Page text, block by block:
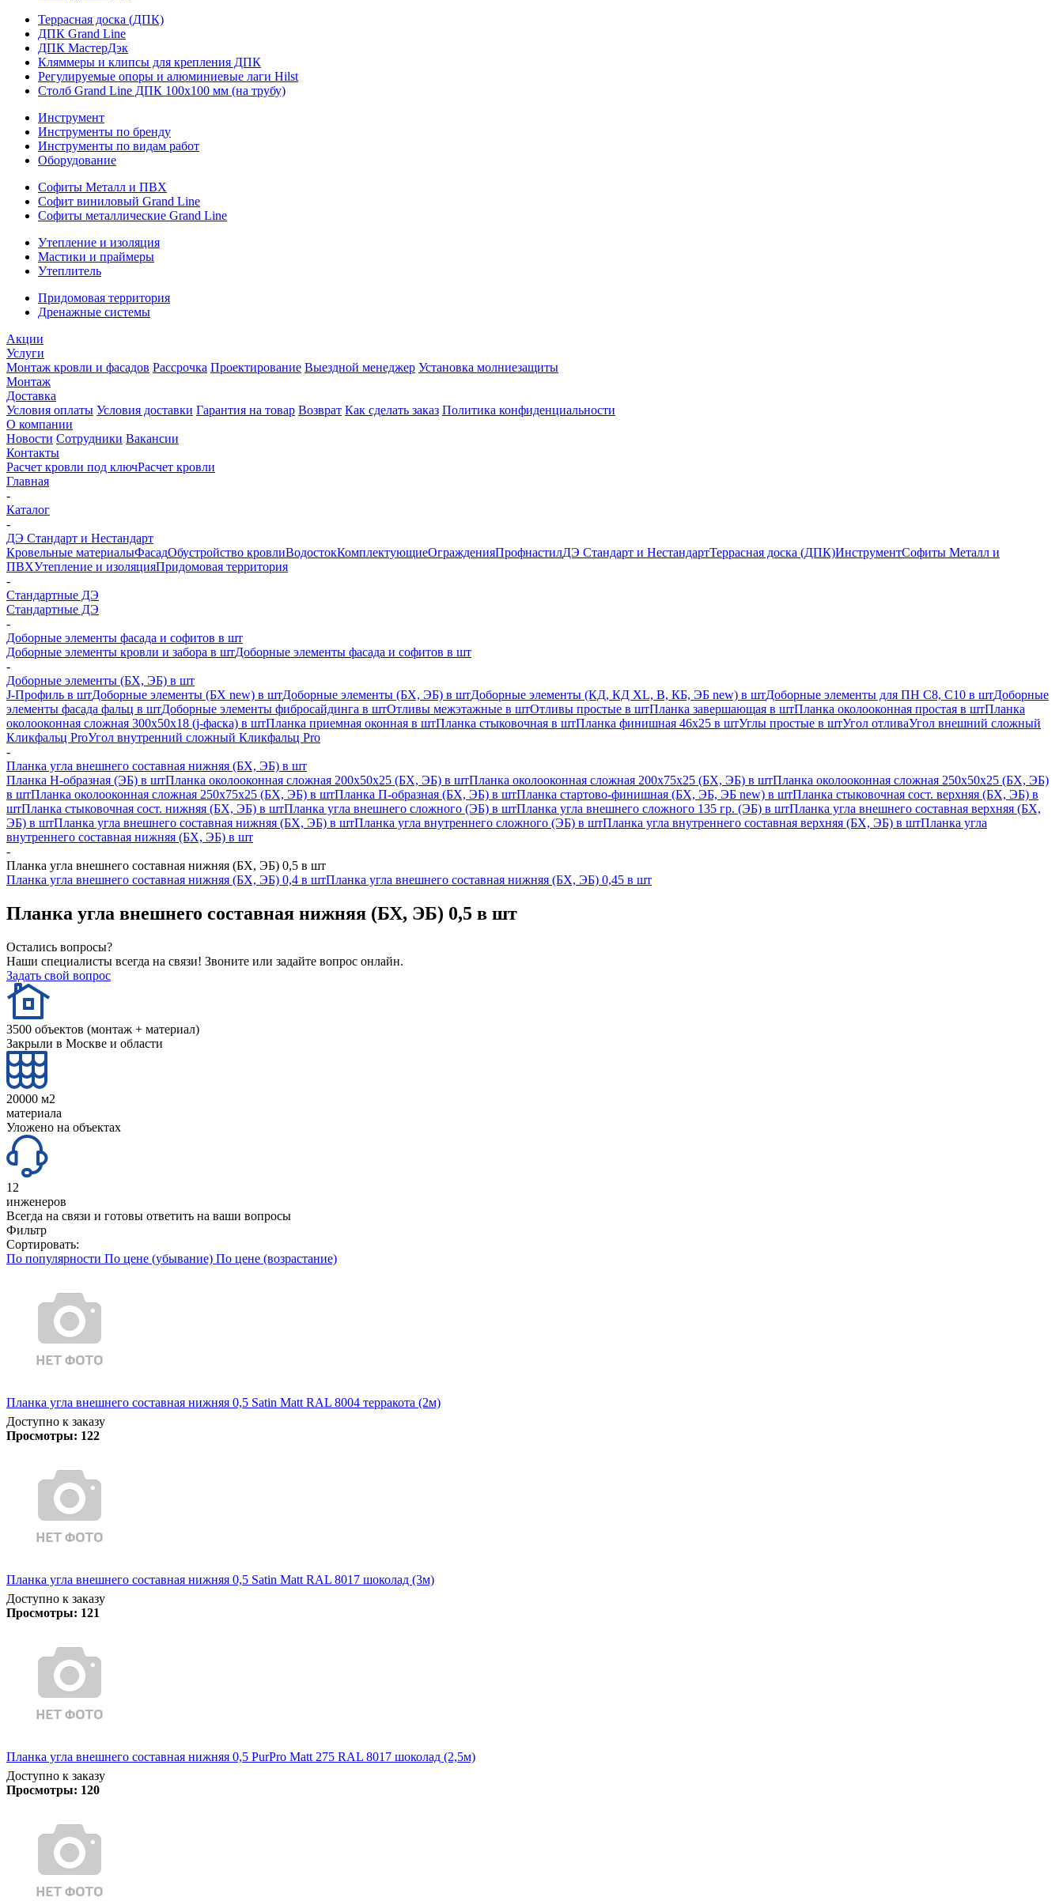
Террасная доска (ДПК)
ДПК Grand Line
ДПК МастерДэк
Кляммеры и клипсы для крепления ДПК
Регулируемые опоры и алюминиевые лаги Hilst
Столб Grand Line ДПК 100х100 мм (на трубу)
Инструмент
Инструменты по бренду
Инструменты по видам работ
Оборудование
Софиты Металл и ПВХ
Софит виниловый Grand Line
Софиты металлические Grand Line
Утепление и изоляция
Мастики и праймеры
Утеплитель
Придомовая территория
Дренажные системы
Акции
Услуги
Монтаж кровли и фасадов Рассрочка Проектирование Выездной менеджер Установка молниезащиты
Монтаж
Доставка
Условия оплаты Условия доставки Гарантия на товар Возврат Как сделать заказ Политика конфиденциальности
О компании
Новости Сотрудники Вакансии
Контакты
Расчет кровли под ключРасчет кровли
Главная
-
Каталог
-
ДЭ Стандарт и Нестандарт
Кровельные материалыФасадОбустройство кровлиВодостокКомплектующиеОгражденияПрофнастилДЭ Стандарт и НестандартТеррасная доска (ДПК)ИнструментСофиты Металл и
ПВХУтепление и изоляцияПридомовая территория
-
Стандартные ДЭ
Стандартные ДЭ
-
Доборные элементы фасада и софитов в шт
Доборные элементы кровли и забора в штДоборные элементы фасада и софитов в шт
-
Доборные элементы (БХ, ЭБ) в шт
J-Профиль в штДоборные элементы (БХ new) в штДоборные элементы (БХ, ЭБ) в штДоборные элементы (КД, КД XL, В, КБ, ЭБ new) в штДоборные элементы для ПН С8, С10 в штДоборные
элементы фасада фальц в штДоборные элементы фибросайдинга в штОтливы межэтажные в штОтливы простые в штПланка завершающая в штПланка околооконная простая в штПланка
околооконная сложная 300х50х18 (j-фаска) в штПланка приемная оконная в штПланка стыковочная в штПланка финишная 46х25 в штУглы простые в штУгол отливаУгол внешний сложный
Кликфальц ProУгол внутренний сложный Кликфальц Pro
-
Планка угла внешнего составная нижняя (БХ, ЭБ) в шт
Планка H-образная (ЭБ) в штПланка околооконная сложная 200х50х25 (БХ, ЭБ) в штПланка околооконная сложная 200х75х25 (БХ, ЭБ) в штПланка околооконная сложная 250х50х25 (БХ, ЭБ)
в штПланка околооконная сложная 250х75х25 (БХ, ЭБ) в штПланка П-образная (БХ, ЭБ) в штПланка стартово-финишная (БХ, ЭБ, ЭБ new) в штПланка стыковочная сост. верхняя (БХ, ЭБ) в
штПланка стыковочная сост. нижняя (БХ, ЭБ) в штПланка угла внешнего сложного (ЭБ) в штПланка угла внешнего сложного 135 гр. (ЭБ) в штПланка угла внешнего составная верхняя (БХ,
ЭБ) в штПланка угла внешнего составная нижняя (БХ, ЭБ) в штПланка угла внутреннего сложного (ЭБ) в штПланка угла внутреннего составная верхняя (БХ, ЭБ) в штПланка угла
внутреннего составная нижняя (БХ, ЭБ) в шт
-
Планка угла внешнего составная нижняя (БХ, ЭБ) 0,5 в шт
Планка угла внешнего составная нижняя (БХ, ЭБ) 0,4 в штПланка угла внешнего составная нижняя (БХ, ЭБ) 0,45 в шт
Планка угла внешнего составная нижняя (БХ, ЭБ) 0,5 в шт
Остались вопросы?
Наши специалисты всегда на связи! Звоните или задайте вопрос онлайн.
Задать свой вопрос
3500 объектов (монтаж + материал)
Закрыли в Москве и области
20000 м2
материала
Уложено на объектах
12
инженеров
Всегда на связи и готовы ответить на ваши вопросы
Фильтр
Сортировать:
По популярности По цене (убывание) По цене (возрастание)
Планка угла внешнего составная нижняя 0,5 Satin Matt RAL 8004 терракота (2м)
Доступно к заказу
Просмотры: 122
Планка угла внешнего составная нижняя 0,5 Satin Matt RAL 8017 шоколад (3м)
Доступно к заказу
Просмотры: 121
Планка угла внешнего составная нижняя 0,5 PurPro Matt 275 RAL 8017 шоколад (2,5м)
Доступно к заказу
Просмотры: 120